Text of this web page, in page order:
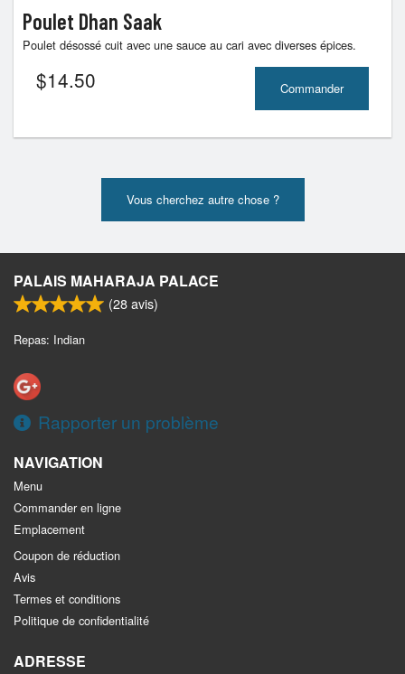
Poulet Dhan Saak
Poulet désossé cuit avec une sauce au cari avec diverses épices.
$14.50 Commander
Vous cherchez autre chose ?
PALAIS MAHARAJA PALACE
(28avis)
Repas: Indian
Rapporter un problème
NAVIGATION
Menu
Commander en ligne
Emplacement
Coupon de réduction
Avis
Termes et conditions
Politique de confidentialité
ADRESSE